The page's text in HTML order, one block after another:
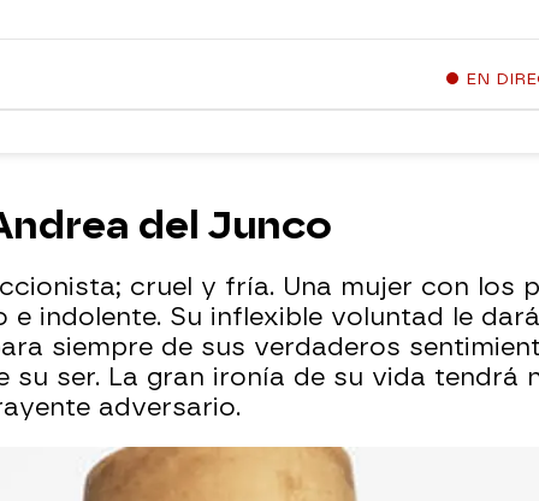
EN
del Junco
cruel y fría. Una mujer con los
indolente. Su inflexible voluntad le
siempre de sus verdaderos
ser. La gran ironía de su vida tendrá
adversario.